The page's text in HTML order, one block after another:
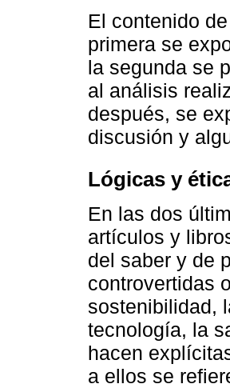
El contenido
primera se
la segunda se
al análisis
después, se
discusión y
Lógicas y
En las dos
artículos y
del saber y de
controvertidas
sostenibilidad,
tecnología, la
hacen
a ellos se